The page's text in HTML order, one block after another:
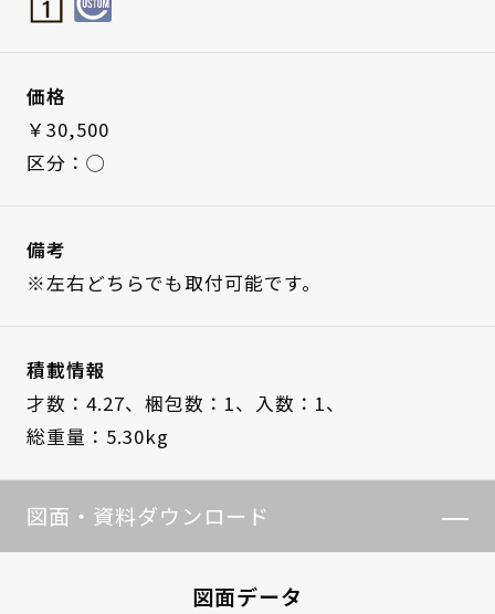
価格
￥30,500
区分：◯
備考
※左右どちらでも取付可能です。
積載情報
才数：4.27、 梱包数：1、
入数：1、
総重量：5.30kg
図面・資料ダウンロード
図面データ